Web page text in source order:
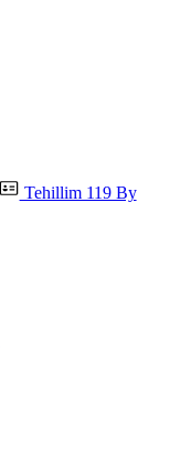
Tehillim 119 By